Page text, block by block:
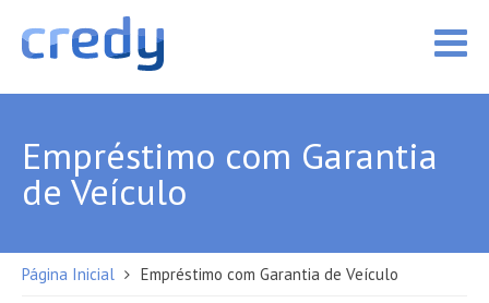
Empréstimo com Garantia
de Veículo
Página Inicial Empréstimo com Garantia de Veículo